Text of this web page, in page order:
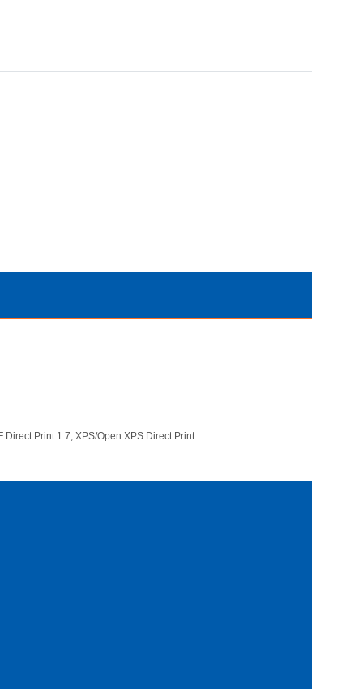
Print 1.7, XPS/Open XPS Direct Print